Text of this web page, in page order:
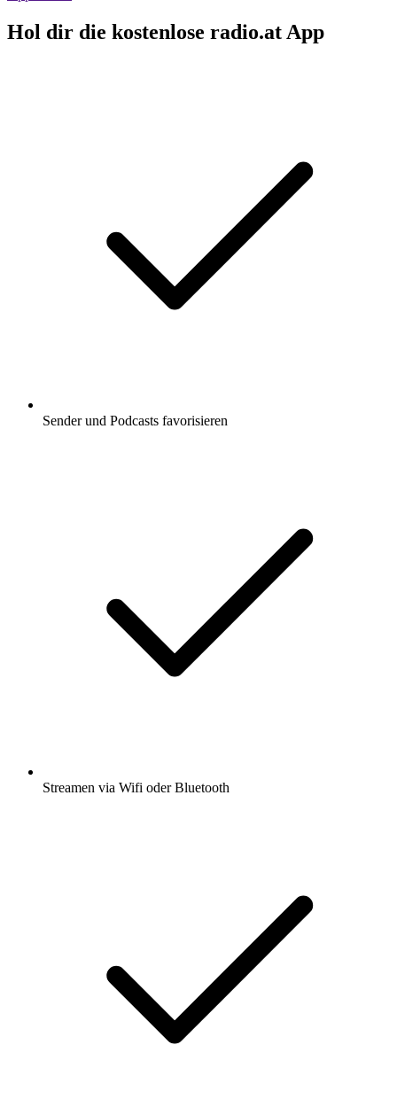
Hol dir die kostenlose radio.at App
Sender und Podcasts favorisieren
Streamen via Wifi oder Bluetooth